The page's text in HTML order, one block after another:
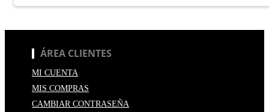
ÁREA CLIENTES
MI CUENTA
MIS COMPRAS
CAMBIAR CONTRASEÑA